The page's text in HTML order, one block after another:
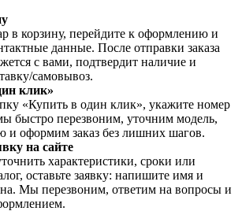
в корзину, перейдите к оформлению и
данные. После отправки заказа
с вами, подтвердит наличие и
самовывоз.
клик»
«Купить в один клик», укажите номер
быстро перезвоним, уточним модель,
и оформим заказ без лишних шагов.
на сайте
характеристики, сроки или
оставьте заявку: напишите имя и
Мы перезвоним, ответим на вопросы и